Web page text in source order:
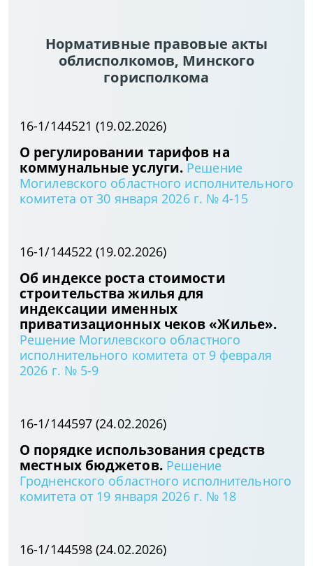
Нормативные правовые акты
облисполкомов, Минского
горисполкома
16-1/144521 (19.02.2026)
О регулировании тарифов на
коммунальные услуги. Решение
Могилевского областного исполнительного
комитета от 30 января 2026 г. № 4-15
16-1/144522 (19.02.2026)
Об индексе роста стоимости
строительства жилья для
индексации именных
приватизационных чеков «Жилье».
Решение Могилевского областного
исполнительного комитета от 9 февраля
2026 г. № 5-9
16-1/144597 (24.02.2026)
О порядке использования средств
местных бюджетов. Решение
Гродненского областного исполнительного
комитета от 19 января 2026 г. № 18
16-1/144598 (24.02.2026)